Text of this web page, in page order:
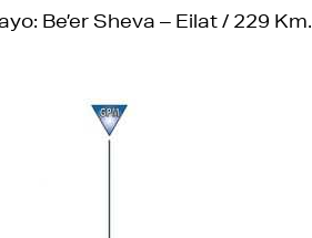
Be’er Sheva – Eilat / 229 Km.